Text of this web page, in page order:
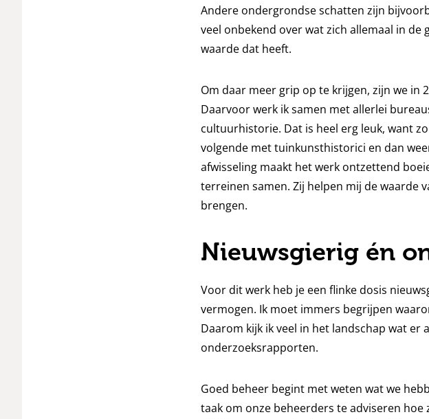
Andere ondergrondse schatten zijn
veel onbekend over wat zich allemaal in
waarde dat heeft.
Om daar meer grip op te krijgen, zijn we in
Daarvoor werk ik samen met allerlei
cultuurhistorie. Dat is heel erg leuk, want
volgende met tuinkunsthistorici en dan
afwisseling maakt het werk ontzettend
terreinen samen. Zij helpen mij de waarde
brengen.
Nieuwsgierig én
Voor dit werk heb je een flinke dosis
vermogen. Ik moet immers begrijpen
Daarom kijk ik veel in het landschap wat er
onderzoeksrapporten.
Goed beheer begint met weten wat we
taak om onze beheerders te adviseren